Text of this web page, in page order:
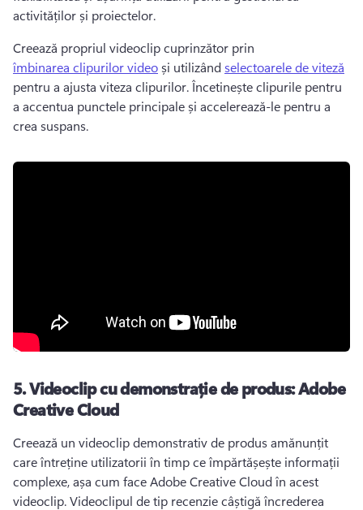
activităților și proiectelor.
Creează propriul videoclip cuprinzător prin
îmbinarea clipurilor video și utilizând selectoarele de viteză
pentru a ajusta viteza clipurilor. Încetinește clipurile pentru
a accentua punctele principale și accelerează-le pentru a
crea suspans.
5.Videoclip cu demonstrație de produs: Adobe
Creative Cloud
Creează un videoclip demonstrativ de produs amănunțit
care întreține utilizatorii în timp ce împărtășește informații
complexe, așa cum face Adobe Creative Cloud în acest
videoclip. Videoclipul de tip recenzie câștigă încrederea